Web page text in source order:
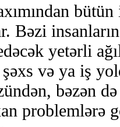
bütün
Bəzi
yetərli
şəxs və ya iş
bəzən də
problemlərə